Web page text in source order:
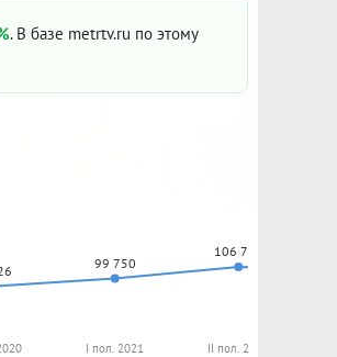
. В базе metrtv.ru по этому
99 750
106 758
I пол. 2021 II пол. 2021